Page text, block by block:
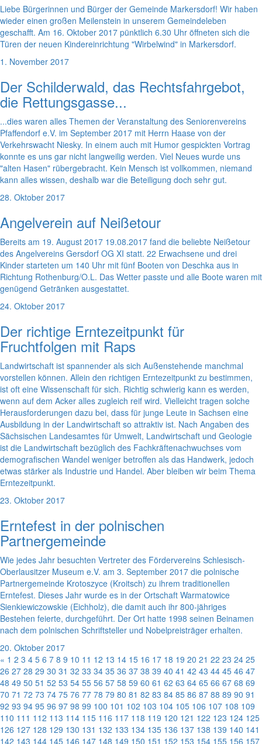
Liebe Bürgerinnen und Bürger der Gemeinde Markersdorf! Wir haben
wieder einen großen Meilenstein in unserem Gemeindeleben
geschafft. Am 16. Oktober 2017 pünktlich 6.30 Uhr öffneten sich die
Türen der neuen Kindereinrichtung "Wirbelwind" in Markersdorf.
1. November 2017
Der Schilderwald, das Rechtsfahrgebot,
die Rettungsgasse...
...dies waren alles Themen der Veranstaltung des Seniorenvereins
Pfaffendorf e.V. im September 2017 mit Herrn Haase von der
Verkehrswacht Niesky. In einem auch mit Humor gespickten Vortrag
konnte es uns gar nicht langweilig werden. Viel Neues wurde uns
"alten Hasen" rübergebracht. Kein Mensch ist vollkommen, niemand
kann alles wissen, deshalb war die Beteiligung doch sehr gut.
28. Oktober 2017
Angelverein auf Neißetour
Bereits am 19. August 2017 19.08.2017 fand die beliebte Neißetour
des Angelvereins Gersdorf OG XI statt. 22 Erwachsene und drei
Kinder starteten um 140 Uhr mit fünf Booten von Deschka aus in
Richtung Rothenburg/O.L. Das Wetter passte und alle Boote waren mit
genügend Getränken ausgestattet.
24. Oktober 2017
Der richtige Erntezeitpunkt für
Fruchtfolgen mit Raps
Landwirtschaft ist spannender als sich Außenstehende manchmal
vorstellen können. Allein den richtigen Erntezeitpunkt zu bestimmen,
ist oft eine Wissenschaft für sich. Richtig schwierig kann es werden,
wenn auf dem Acker alles zugleich reif wird. Vielleicht tragen solche
Herausforderungen dazu bei, dass für junge Leute in Sachsen eine
Ausbildung in der Landwirtschaft so attraktiv ist. Nach Angaben des
Sächsischen Landesamtes für Umwelt, Landwirtschaft und Geologie
ist die Landwirtschaft bezüglich des Fachkräftenachwuchses vom
demografischen Wandel weniger betroffen als das Handwerk, jedoch
etwas stärker als Industrie und Handel. Aber bleiben wir beim Thema
Erntezeitpunkt.
23. Oktober 2017
Erntefest in der polnischen
Partnergemeinde
Wie jedes Jahr besuchten Vertreter des Fördervereins Schlesisch-
Oberlausitzer Museum e.V. am 3. September 2017 die polnische
Partnergemeinde Krotoszyce (Kroitsch) zu ihrem traditionellen
Erntefest. Dieses Jahr wurde es in der Ortschaft Warmatowice
Sienkiewiczowskie (Eichholz), die damit auch ihr 800-jähriges
Bestehen feierte, durchgeführt. Der Ort hatte 1998 seinen Beinamen
nach dem polnischen Schriftsteller und Nobelpreisträger erhalten.
20. Oktober 2017
« 1 2 3 4 5 6 7 8 9 10 11 12 13 14 15 16 17 18 19 20 21 22 23 24 25
26 27 28 29 30 31 32 33 34 35 36 37 38 39 40 41 42 43 44 45 46 47
48 49 50 51 52 53 54 55 56 57 58 59 60 61 62 63 64 65 66 67 68 69
70 71 72 73 74 75 76 77 78 79 80 81 82 83 84 85 86 87 88 89 90 91
92 93 94 95 96 97 98 99 100 101 102 103 104 105 106 107 108 109
110 111 112 113 114 115 116 117 118 119 120 121 122 123 124 125
126 127 128 129 130 131 132 133 134 135 136 137 138 139 140 141
142 143 144 145 146 147 148 149 150 151 152 153 154 155 156 157